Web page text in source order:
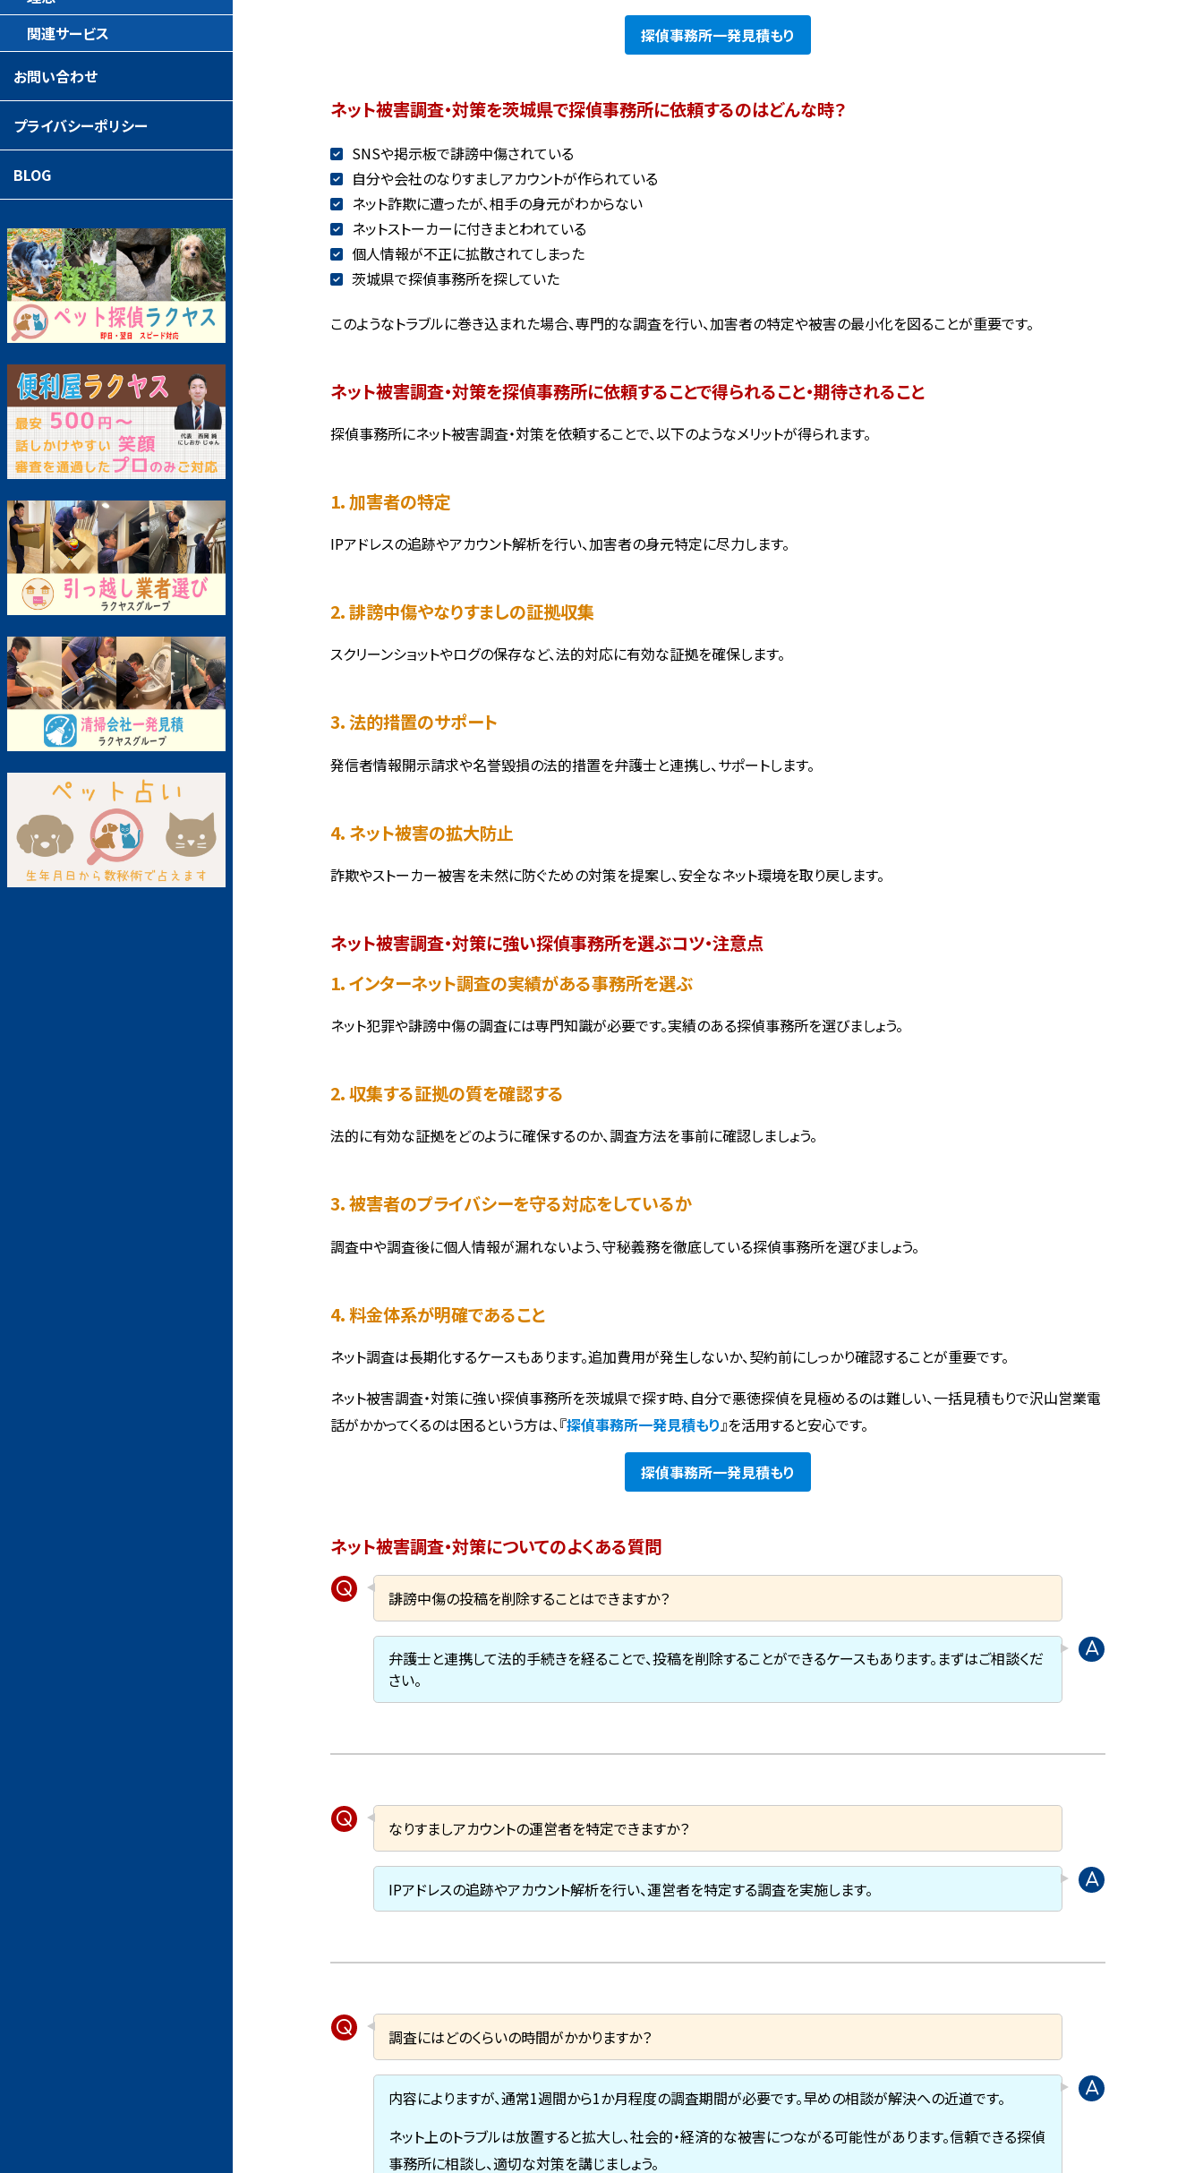
探偵事務所一発見積もり
ネット被害調査・対策を茨城県で探偵事務所に依頼するのはどんな時？
SNSや掲示板で誹謗中傷されている
自分や会社のなりすましアカウントが作られている
ネット詐欺に遭ったが、相手の身元がわからない
ネットストーカーに付きまとわれている
個人情報が不正に拡散されてしまった
茨城県で探偵事務所を探していた
このようなトラブルに巻き込まれた場合、専門的な調査を行い、加害者の特定や被害の最小化を図ることが重要です。
ネット被害調査・対策を探偵事務所に依頼することで得られること・期待されること
探偵事務所にネット被害調査・対策を依頼することで、以下のようなメリットが得られます。
1. 加害者の特定
IPアドレスの追跡やアカウント解析を行い、加害者の身元特定に尽力します。
2. 誹謗中傷やなりすましの証拠収集
スクリーンショットやログの保存など、法的対応に有効な証拠を確保します。
3. 法的措置のサポート
発信者情報開示請求や名誉毀損の法的措置を弁護士と連携し、サポートします。
4. ネット被害の拡大防止
詐欺やストーカー被害を未然に防ぐための対策を提案し、安全なネット環境を取り戻します。
ネット被害調査・対策に強い探偵事務所を選ぶコツ・注意点
1. インターネット調査の実績がある事務所を選ぶ
ネット犯罪や誹謗中傷の調査には専門知識が必要です。実績のある探偵事務所を選びましょう。
2. 収集する証拠の質を確認する
法的に有効な証拠をどのように確保するのか、調査方法を事前に確認しましょう。
3. 被害者のプライバシーを守る対応をしているか
調査中や調査後に個人情報が漏れないよう、守秘義務を徹底している探偵事務所を選びましょう。
4. 料金体系が明確であること
ネット調査は長期化するケースもあります。追加費用が発生しないか、契約前にしっかり確認することが重要です。
ネット被害調査・対策に強い探偵事務所を茨城県で探す時、自分で悪徳探偵を見極めるのは難しい、一括見積もりで沢山営業電
話がかかってくるのは困るという方は、『探偵事務所一発見積もり 』を活用すると安心です。
探偵事務所一発見積もり
ネット被害調査・対策についてのよくある質問
誹謗中傷の投稿を削除することはできますか？
弁護士と連携して法的手続きを経ることで、投稿を削除することができるケースもあります。まずはご相談くだ
さい。
なりすましアカウントの運営者を特定できますか？
IPアドレスの追跡やアカウント解析を行い、運営者を特定する調査を実施します。
調査にはどのくらいの時間がかかりますか？
内容によりますが、通常1週間から1か月程度の調査期間が必要です。早めの相談が解決への近道です。
ネット上のトラブルは放置すると拡大し、社会的・経済的な被害につながる可能性があります。信頼できる探偵
事務所に相談し、適切な対策を講じましょう。
関連サービス
お問い合わせ
プライバシーポリシー
BLOG